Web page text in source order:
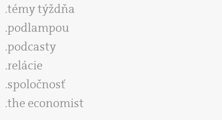
témy týždňa
podlampou
podcasty
relácie
spoločnosť
the economist